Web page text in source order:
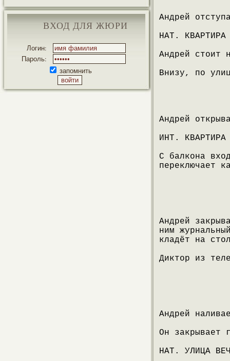
ВХОД ДЛЯ ЖЮРИ
Логин:
Пароль:
запомнить
Андрей
НАТ. КВАРТИРА
Андрей стоит
Внизу, по
Андрей
ИНТ. КВАРТИРА
С балкона
переключает
Андрей
ним
кладёт на
Диктор из
Андрей
Он закрывает
НАТ. УЛИЦА